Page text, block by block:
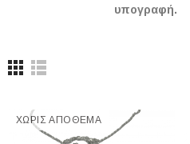
υπογραφή.
ΧΩΡΊΣ ΑΠΌΘΕΜΑ